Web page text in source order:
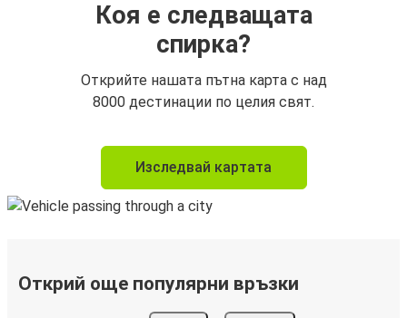
Коя е следващата
спирка?
Открийте нашата пътна карта с над
8000 дестинации по целия свят.
Изследвай картата
Открий още популярни връзки